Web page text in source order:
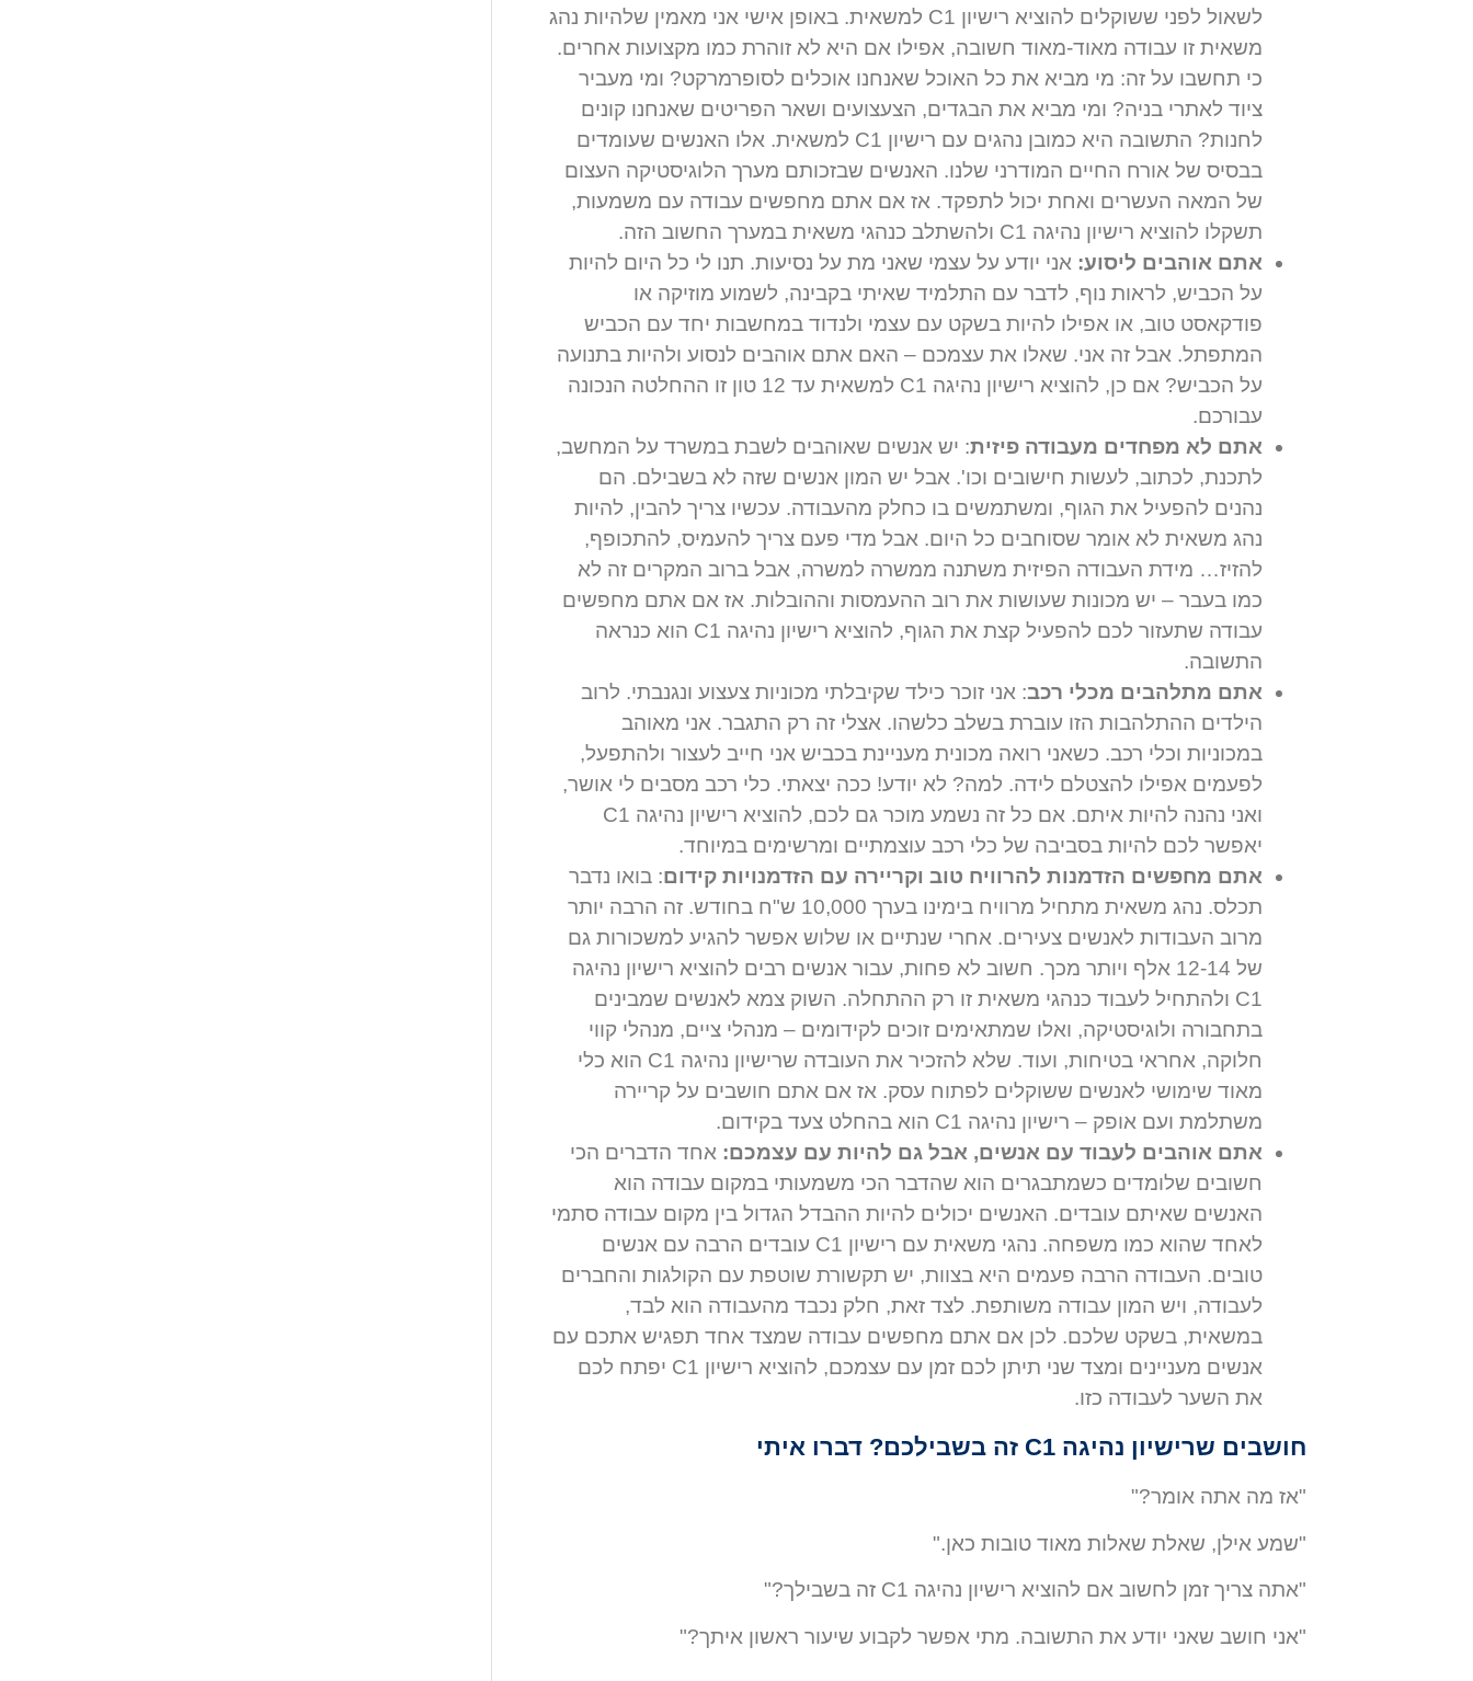
לשאול לפני ששוקלים להוציא רישיון C1 למשאית. באופן אישי אני מאמין שלהיות נהג
משאית זו עבודה מאוד-מאוד חשובה, אפילו אם היא לא זוהרת כמו מקצועות אחרים.
כי תחשבו על זה: מי מביא את כל האוכל שאנחנו אוכלים לסופרמרקט? ומי מעביר
ציוד לאתרי בניה? ומי מביא את הבגדים, הצעצועים ושאר הפריטים שאנחנו קונים
לחנות? התשובה היא כמובן נהגים עם רישיון C1 למשאית. אלו האנשים שעומדים
בבסיס של אורח החיים המודרני שלנו. האנשים שבזכותם מערך הלוגיסטיקה העצום
של המאה העשרים ואחת יכול לתפקד. אז אם אתם מחפשים עבודה עם משמעות,
תשקלו להוציא רישיון נהיגה C1 ולהשתלב כנהגי משאית במערך החשוב הזה.
אתם אוהבים ליסוע: אני יודע על עצמי שאני מת על נסיעות. תנו לי כל היום להיות
על הכביש, לראות נוף, לדבר עם התלמיד שאיתי בקבינה, לשמוע מוזיקה או
פודקאסט טוב, או אפילו להיות בשקט עם עצמי ולנדוד במחשבות יחד עם הכביש
המתפתל. אבל זה אני. שאלו את עצמכם – האם אתם אוהבים לנסוע ולהיות בתנועה
על הכביש? אם כן, להוציא רישיון נהיגה C1 למשאית עד 12 טון זו ההחלטה הנכונה
עבורכם.
אתם לא מפחדים מעבודה פיזית: יש אנשים שאוהבים לשבת במשרד על המחשב,
לתכנת, לכתוב, לעשות חישובים וכו'. אבל יש המון אנשים שזה לא בשבילם. הם
נהנים להפעיל את הגוף, ומשתמשים בו כחלק מהעבודה. עכשיו צריך להבין, להיות
נהג משאית לא אומר שסוחבים כל היום. אבל מדי פעם צריך להעמיס, להתכופף,
להזיז… מידת העבודה הפיזית משתנה ממשרה למשרה, אבל ברוב המקרים זה לא
כמו בעבר – יש מכונות שעושות את רוב ההעמסות וההובלות. אז אם אתם מחפשים
עבודה שתעזור לכם להפעיל קצת את הגוף, להוציא רישיון נהיגה C1 הוא כנראה
התשובה.
אתם מתלהבים מכלי רכב: אני זוכר כילד שקיבלתי מכוניות צעצוע ונגנבתי. לרוב
הילדים ההתלהבות הזו עוברת בשלב כלשהו. אצלי זה רק התגבר. אני מאוהב
במכוניות וכלי רכב. כשאני רואה מכונית מעניינת בכביש אני חייב לעצור ולהתפעל,
לפעמים אפילו להצטלם לידה. למה? לא יודע! ככה יצאתי. כלי רכב מסבים לי אושר,
ואני נהנה להיות איתם. אם כל זה נשמע מוכר גם לכם, להוציא רישיון נהיגה C1
יאפשר לכם להיות בסביבה של כלי רכב עוצמתיים ומרשימים במיוחד.
אתם מחפשים הזדמנות להרוויח טוב וקריירה עם הזדמנויות קידום: בואו נדבר
תכלס. נהג משאית מתחיל מרוויח בימינו בערך 10,000 ש"ח בחודש. זה הרבה יותר
מרוב העבודות לאנשים צעירים. אחרי שנתיים או שלוש אפשר להגיע למשכורות גם
של 12-14 אלף ויותר מכך. חשוב לא פחות, עבור אנשים רבים להוציא רישיון נהיגה
C1 ולהתחיל לעבוד כנהגי משאית זו רק ההתחלה. השוק צמא לאנשים שמבינים
בתחבורה ולוגיסטיקה, ואלו שמתאימים זוכים לקידומים – מנהלי ציים, מנהלי קווי
חלוקה, אחראי בטיחות, ועוד. שלא להזכיר את העובדה שרישיון נהיגה C1 הוא כלי
מאוד שימושי לאנשים ששוקלים לפתוח עסק. אז אם אתם חושבים על קריירה
משתלמת ועם אופק – רישיון נהיגה C1 הוא בהחלט צעד בקידום.
אתם אוהבים לעבוד עם אנשים, אבל גם להיות עם עצמכם: אחד הדברים הכי
חשובים שלומדים כשמתבגרים הוא שהדבר הכי משמעותי במקום עבודה הוא
האנשים שאיתם עובדים. האנשים יכולים להיות ההבדל הגדול בין מקום עבודה סתמי
לאחד שהוא כמו משפחה. נהגי משאית עם רישיון C1 עובדים הרבה עם אנשים
טובים. העבודה הרבה פעמים היא בצוות, יש תקשורת שוטפת עם הקולגות והחברים
לעבודה, ויש המון עבודה משותפת. לצד זאת, חלק נכבד מהעבודה הוא לבד,
במשאית, בשקט שלכם. לכן אם אתם מחפשים עבודה שמצד אחד תפגיש אתכם עם
אנשים מעניינים ומצד שני תיתן לכם זמן עם עצמכם, להוציא רישיון C1 יפתח לכם
את השער לעבודה כזו.
חושבים שרישיון נהיגה C1 זה בשבילכם? דברו איתי
"אז מה אתה אומר?"
"שמע אילן, שאלת שאלות מאוד טובות כאן."
"אתה צריך זמן לחשוב אם להוציא רישיון נהיגה C1 זה בשבילך?"
"אני חושב שאני יודע את התשובה. מתי אפשר לקבוע שיעור ראשון איתך?"